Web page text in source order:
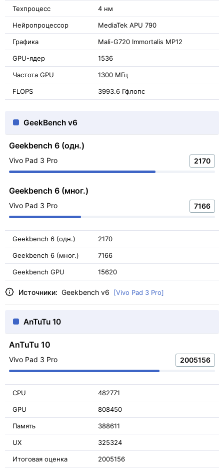
Техпроцесс 4 нм
Нейропроцессор MediaTek APU 790
Графика Mali-G720 Immortalis MP12
GPU-ядер 1536
Частота GPU 1300 МГц
FLOPS 3993.6 Гфлопс
GeekBench v6
Geekbench 6 (одн.)
Vivo Pad 3 Pro 2170
Geekbench 6 (мног.)
Vivo Pad 3 Pro 7166
Geekbench 6 (одн.) 2170
Geekbench 6 (мног.) 7166
Geekbench GPU 15620
Источники: Geekbench v6 [Vivo Pad 3 Pro]
AnTuTu 10
AnTuTu 10
Vivo Pad 3 Pro 2005156
CPU 482771
GPU 808450
Память 388611
UX 325324
Итоговая оценка 2005156